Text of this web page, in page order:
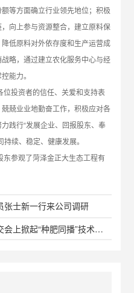
等方面确立行业领先地位；积极
向上参与资源整合，建立原料保
低原料对外依存度和生产运营成
略，通过建立农化服务中心与经
能力。
资者的信任、关爱和支持表
兢业业地勤奋工作，积极应对各
践行“发展企业、回报股东、奉
续、稳定、健康发展。
观了菏泽金正大生态工程有
张士新一行来公司调研
下一篇：第十五届全国肥料双交会上掀起“种肥同播”技术新热潮